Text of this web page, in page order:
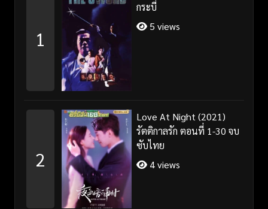
1
กระบี่
5 views
2
Love At Night (2021)
รัตติกาลรัก ตอนที่ 1-30 จบ
ซับไทย
4 views